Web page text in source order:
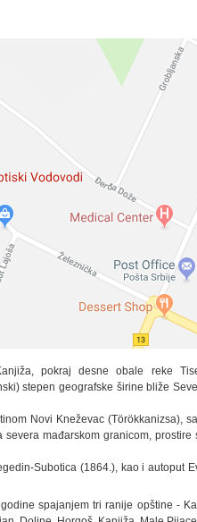
pokraj desne obale reke
stepen geografske širine bliže
Novi Kneževac (Törökkanizsa),
mađarskom granicom, prostire
Subotica (1864.), kao i autoput
spajanjem tri ranije opštine -